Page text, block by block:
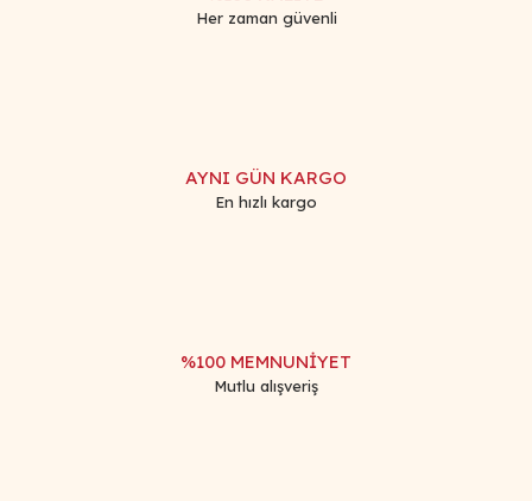
Her zaman güvenli
AYNI GÜN KARGO
En hızlı kargo
%100 MEMNUNİYET
Mutlu alışveriş